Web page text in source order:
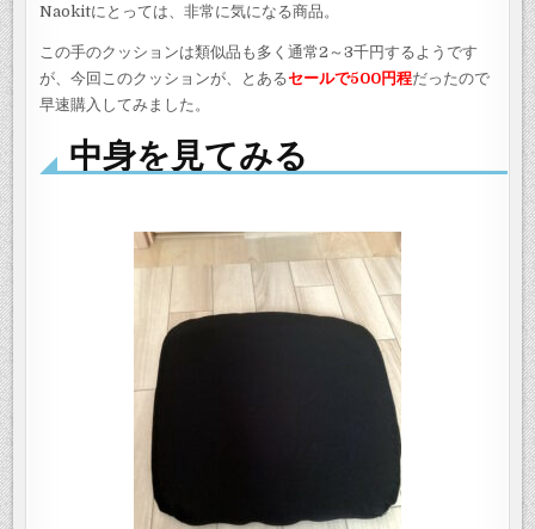
Naokitにとっては、非常に気になる商品。
この手のクッションは類似品も多く通常2～3千円するようです
が、今回このクッションが、とあるセールで500円程だったので
早速購入してみました。
中身を見てみる